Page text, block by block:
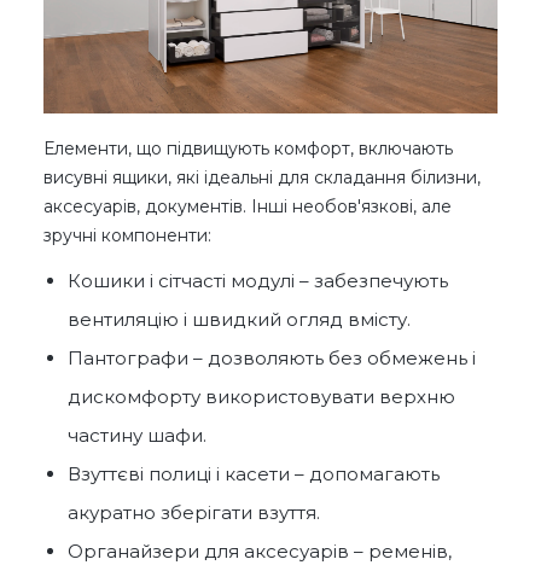
Елементи, що підвищують комфорт, включають
висувні ящики, які ідеальні для складання білизни,
аксесуарів, документів. Інші необов'язкові, але
зручні компоненти:
Кошики і сітчасті модулі – забезпечують
вентиляцію і швидкий огляд вмісту.
Пантографи – дозволяють без обмежень і
дискомфорту використовувати верхню
частину шафи.
Взуттєві полиці і касети – допомагають
акуратно зберігати взуття.
Органайзери для аксесуарів – ременів,